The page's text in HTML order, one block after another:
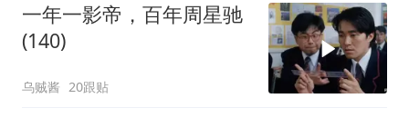
一年一影帝，百年周星驰
(140)
乌贼酱 20跟贴